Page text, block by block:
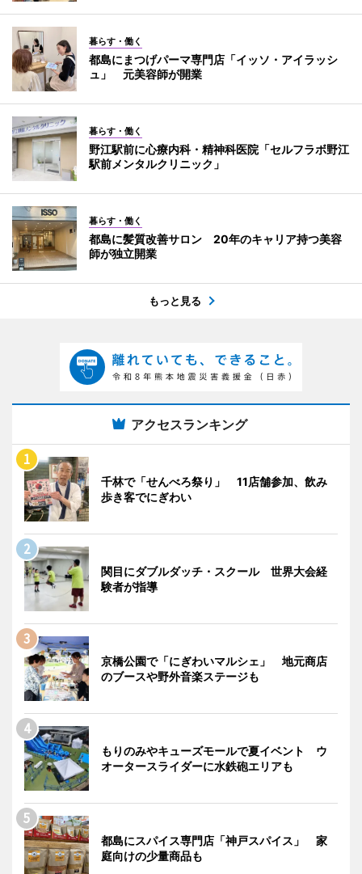
暮らす・働く
都島にまつげパーマ専門店「イッソ・アイラッシ
ュ」 元美容師が開業
暮らす・働く
野江駅前に心療内科・精神科医院「セルフラボ野江
駅前メンタルクリニック」
暮らす・働く
都島に髪質改善サロン 20年のキャリア持つ美容
師が独立開業
もっと見る
アクセスランキング
千林で「せんべろ祭り」 11店舗参加、飲み
歩き客でにぎわい
関目にダブルダッチ・スクール 世界大会経
験者が指導
京橋公園で「にぎわいマルシェ」 地元商店
のブースや野外音楽ステージも
もりのみやキューズモールで夏イベント ウ
オータースライダーに水鉄砲エリアも
都島にスパイス専門店「神戸スパイス」 家
庭向けの少量商品も